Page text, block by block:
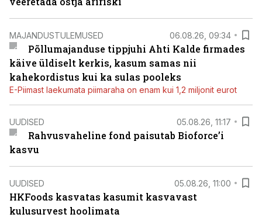
MAJANDUSTULEMUSED 06.08.26, 09:34
Põllumajanduse tippjuhi Ahti Kalde firmades
käive üldiselt kerkis, kasum samas nii
kahekordistus kui ka sulas pooleks
E-Piimast laekumata piimaraha on enam kui 1,2 miljonit eurot
UUDISED 05.08.26, 11:17
Rahvusvaheline fond paisutab Bioforce’i
kasvu
UUDISED 05.08.26, 11:00
HKFoods kasvatas kasumit kasvavast
kulusurvest hoolimata